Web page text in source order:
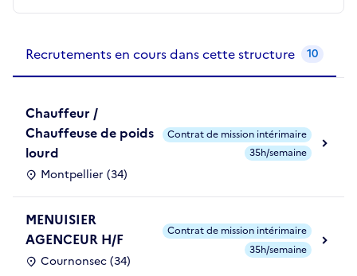
Recrutements en cours dans cette structure 10
Chauffeur /
Chauffeuse de poids
lourd
Montpellier (34)
Contrat de mission intérimaire
35h/semaine
MENUISIER
AGENCEUR H/F
Cournonsec (34)
Contrat de mission intérimaire
35h/semaine